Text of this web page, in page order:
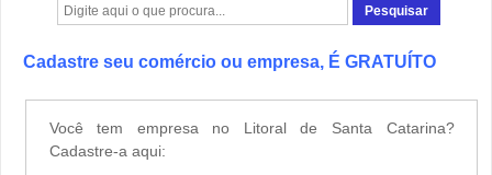
Cadastre seu comércio ou empresa, É GRATUÍTO
Você tem empresa no Litoral de Santa Catarina?
Cadastre-a aqui: